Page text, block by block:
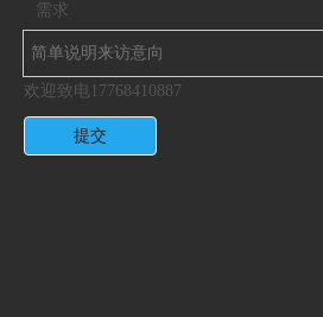
需求
欢迎致电17768410887
提交